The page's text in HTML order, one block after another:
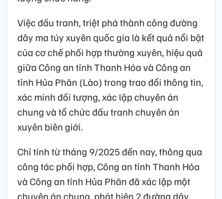
Việc đấu tranh, triệt phá thành công đường
dây ma túy xuyên quốc gia là kết quả nổi bật
của cơ chế phối hợp thường xuyên, hiệu quả
giữa Công an tỉnh Thanh Hóa và Công an
tỉnh Hủa Phăn (Lào) trong trao đổi thông tin,
xác minh đối tượng, xác lập chuyên án
chung và tổ chức đấu tranh chuyên án
xuyên biên giới.
Chỉ tính từ tháng 9/2025 đến nay, thông qua
công tác phối hợp, Công an tỉnh Thanh Hóa
và Công an tỉnh Hủa Phăn đã xác lập một
chuyên án chung, phát hiện 2 đường dây